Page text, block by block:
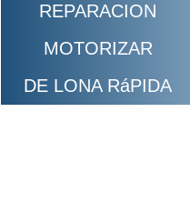
REPARACION
MOTORIZAR
DE LONA RáPIDA